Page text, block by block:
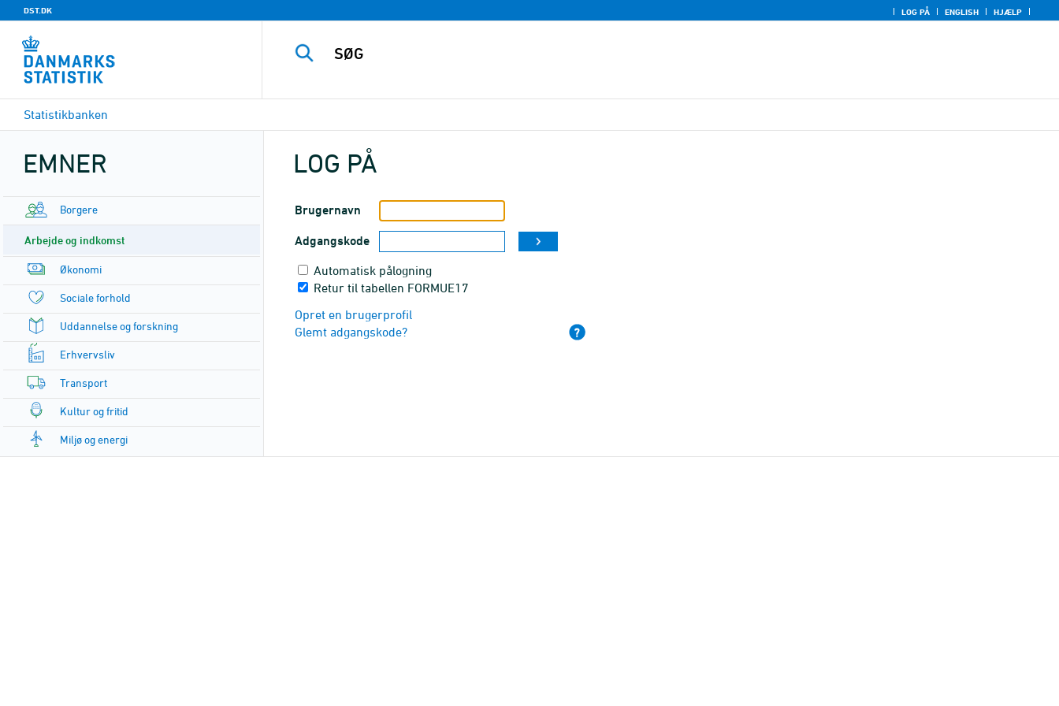
DST.DK LOG PÅ ENGLISH HJÆLP
Statistikbanken
EMNER
Borgere
Arbejde og indkomst
Økonomi
Sociale forhold
Uddannelse og forskning
Erhvervsliv
Transport
Kultur og fritid
Miljø og energi
LOG PÅ
Brugernavn
Adgangskode
Automatisk pålogning
Retur til tabellen FORMUE17
Opret en brugerprofil
Glemt adgangskode?